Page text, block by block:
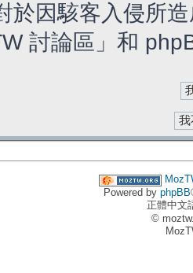
於因駭客入侵所
討論區」和
Powered by phpBB
正體中文
©